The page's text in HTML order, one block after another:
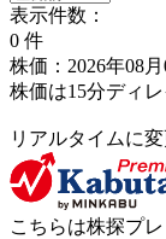
表示件数：
0 件
株価：2026年08
株価は15分ディレ
リアルタイムに
こちらは株探プレ